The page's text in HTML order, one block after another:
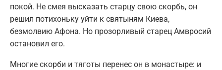
покой. Не смея высказать старцу свою скорбь, он
решил потихоньку уйти к святыням Киева,
безмолвию Афона. Но прозорливый старец Амвросий
остановил его.
Многие скорби и тяготы перенес он в монастыре: и